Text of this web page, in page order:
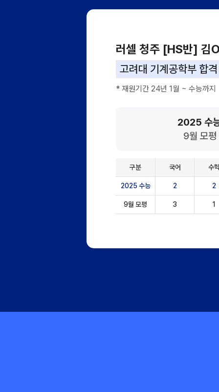
러셀 청주 [HS반] 김
고려대 기계공학부 합격
* 재원기간 24년 1월 ~ 수능까지
2025 수
9월 모
구분 국어 수
2025 수능 2 2
9월 모평 3 1